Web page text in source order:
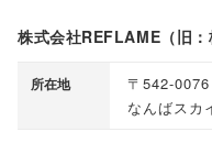
株式会社REFLAME（旧：
所在地
〒542-
なんばスカ